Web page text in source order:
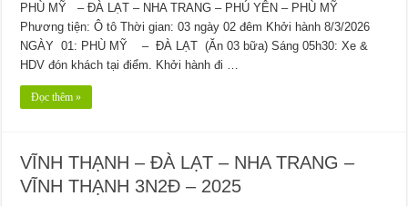
PHÙ MỸ – ĐÀ LẠT – NHA TRANG – PHÚ YÊN – PHÙ MỸ
Phương tiện: Ô tô Thời gian: 03 ngày 02 đêm Khởi hành 8/3/2026
NGÀY 01: PHÙ MỸ – ĐÀ LẠT (Ăn 03 bữa) Sáng 05h30: Xe &
HDV đón khách tại điểm. Khởi hành đi …
Đọc thêm »
VĨNH THẠNH – ĐÀ LẠT – NHA TRANG –
VĨNH THẠNH 3N2Đ – 2025